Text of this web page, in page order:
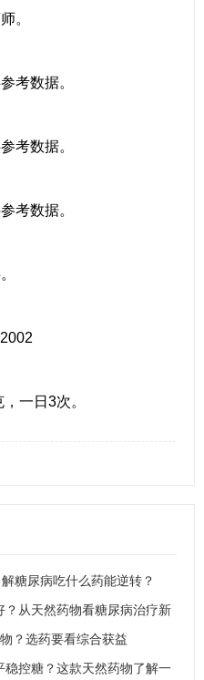
。
考数据。
考数据。
考数据。
一日3次。
糖尿病吃什么药能逆转？
？从天然药物看糖尿病治疗新
？选药要看综合获益
控糖？这款天然药物了解一